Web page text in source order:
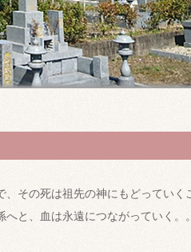
、その死は祖先の神にもどってい
と、血は永遠につながっていく。